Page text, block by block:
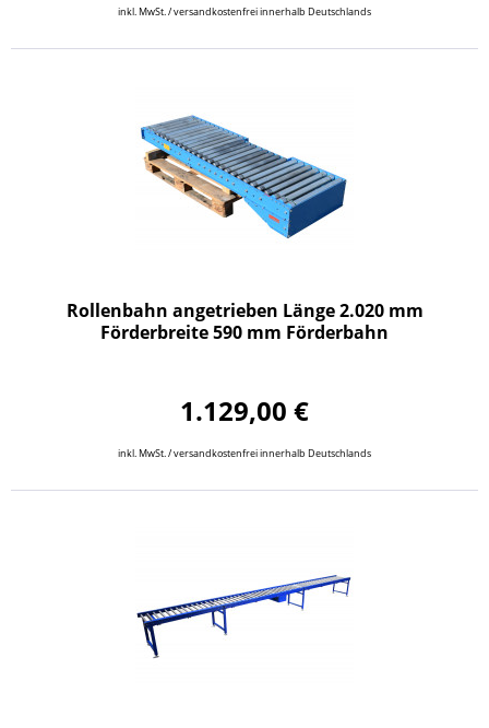
inkl. MwSt. / versandkostenfrei innerhalb Deutschlands
Rollenbahn angetrieben Länge 2.020 mm
Förderbreite 590 mm Förderbahn
1.129,00 €
inkl. MwSt. / versandkostenfrei innerhalb Deutschlands